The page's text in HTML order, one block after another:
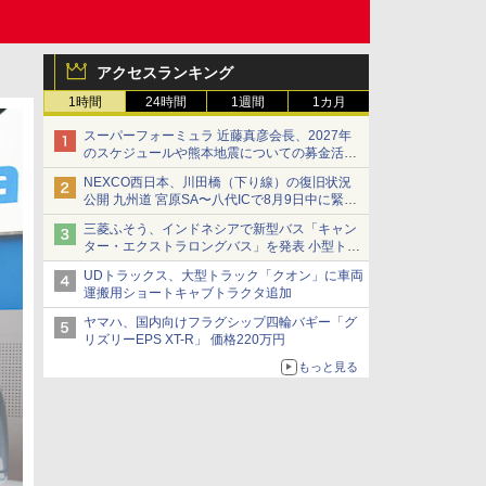
アクセスランキング
1時間 24時間 1週間 1カ月
スーパーフォーミュラ 近藤真彦会長、2027年
のスケジュールや熊本地震についての募金活動
を紹介
NEXCO西日本、川田橋（下り線）の復旧状況
公開 九州道 宮原SA〜八代ICで8月9日中に緊急
車両を通行可能に
三菱ふそう、インドネシアで新型バス「キャン
ター・エクストラロングバス」を発表 小型トラ
ックベースの観光・旅客輸送向けバス
UDトラックス、大型トラック「クオン」に車両
運搬用ショートキャブトラクタ追加
ヤマハ、国内向けフラグシップ四輪バギー「グ
リズリーEPS XT-R」 価格220万円
もっと見る